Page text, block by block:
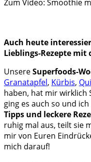
Zum Video: Smoothie
Auch heute
Lieblings-Rezepte mit
UnsereSuperfoods-
Granatapfel, Kürbis,
haben, hat mir wirklich
ging es auch so und
Tipps und leckere
ruhig mal aus, teilt sie
mir von Euren
mich darauf!